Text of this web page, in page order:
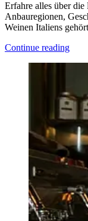
Erfahre alles über
Anbauregionen,
Weinen Italiens
Continue reading